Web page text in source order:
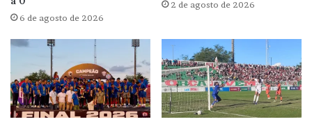
6 de agosto de 2026
2 de agosto de 2026